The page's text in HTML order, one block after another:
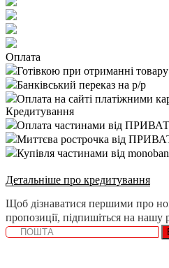
Оплата
Готівкою при отриманні товару
Банківський переказ на р/р
Оплата на сайті платіжними
Кредитування
Оплата частинами від
Миттєва рострочка від
Купівля частинами від
Детальніше про кредитування
Щоб дізнаватися першими про
пропозиції, підпишіться на нашу